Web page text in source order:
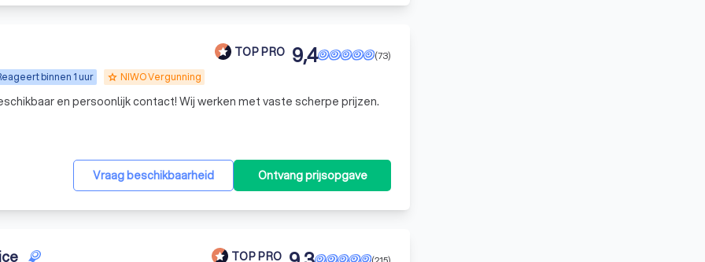
TOP PRO
binnen 1 uur grade NIWO Vergunning
(73)
9,4
en persoonlijk contact! Wij werken met vaste scherpe prijzen.
Vraag beschikbaarheid Ontvang prijsopgave
TOP PRO